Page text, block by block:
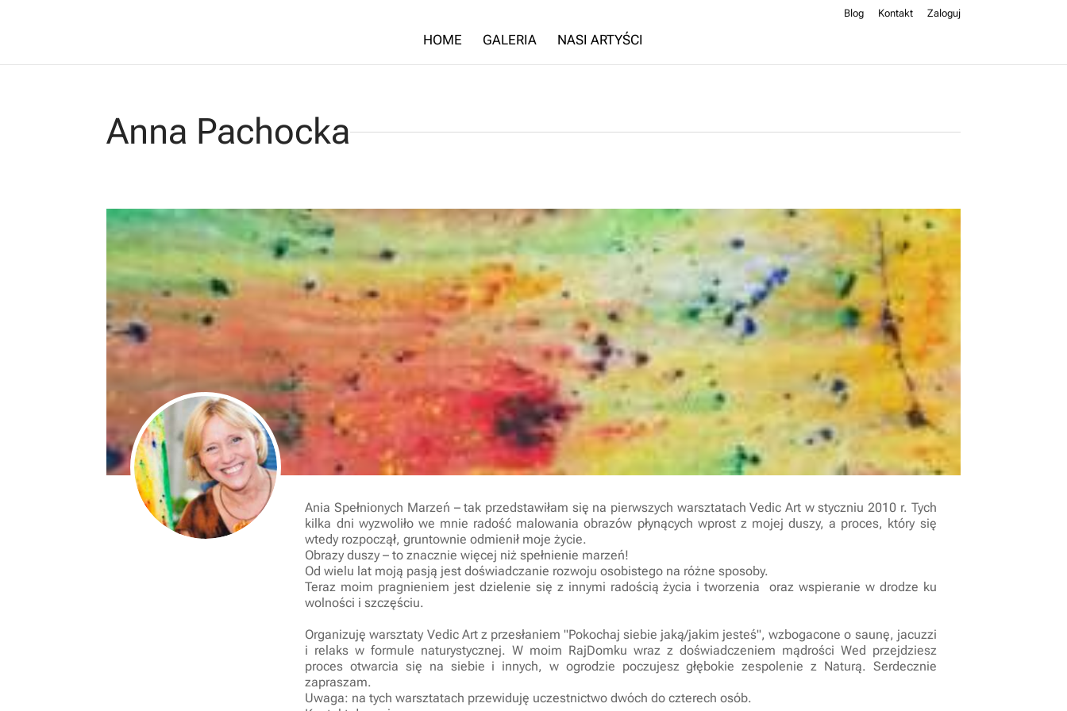
Blog Kontakt Zaloguj
HOME GALERIA NASI ARTYŚCI
Anna Pachocka
Ania Spełnionych Marzeń – tak przedstawiłam się na pierwszych warsztatach Vedic Art w styczniu 2010 r. Tych
kilka dni wyzwoliło we mnie radość malowania obrazów płynących wprost z mojej duszy, a proces, który się
wtedy rozpoczął, gruntownie odmienił moje życie.
Obrazy duszy – to znacznie więcej niż spełnienie marzeń!
Od wielu lat moją pasją jest doświadczanie rozwoju osobistego na różne sposoby.
Teraz moim pragnieniem jest dzielenie się z innymi radością życia i tworzenia oraz wspieranie w drodze ku
wolności i szczęściu.
Organizuję warsztaty Vedic Art z przesłaniem "Pokochaj siebie jaką/jakim jesteś", wzbogacone o saunę, jacuzzi
i relaks w formule naturystycznej. W moim RajDomku wraz z doświadczeniem mądrości Wed przejdziesz
proces otwarcia się na siebie i innych, w ogrodzie poczujesz głębokie zespolenie z Naturą. Serdecznie
zapraszam.
Uwaga: na tych warsztatach przewiduję uczestnictwo dwóch do czterech osób.